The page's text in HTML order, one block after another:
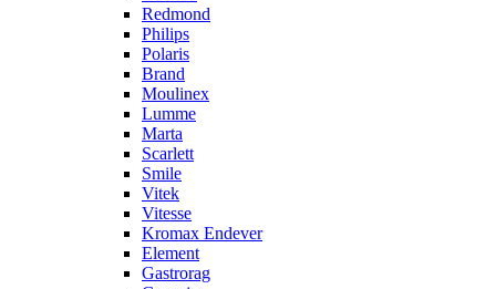
Redmond
Philips
Polaris
Brand
Moulinex
Lumme
Marta
Scarlett
Smile
Vitek
Vitesse
Kromax Endever
Element
Gastrorag